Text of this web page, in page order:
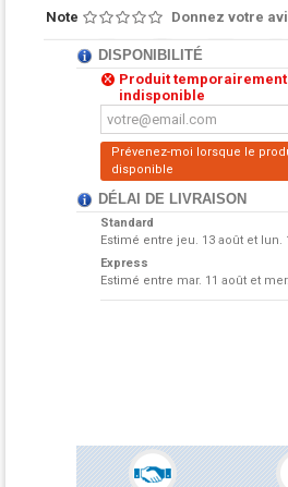
Note Donnez votre
DISPONIBILITÉ
Produit temporairement
indisponible
Prévenez-moi lorsque le
disponible
DÉLAI DE LIVRAISON
Standard
Estimé entre jeu. 13 août et lun.
Express
Estimé entre mar. 11 août et